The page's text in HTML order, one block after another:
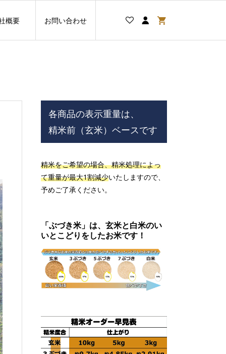
概要 お問い合わせ
各商品の表示重量は、
精米前（玄米）ベースです
精米をご希望の場合、精米処理によっ
て重量が最大1割減少いたしますので、
予めご了承ください。
「ぶづき米」は、玄米と白米のい
いとこどりをしたお米です！